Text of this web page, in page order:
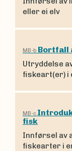
eller ei elv
MB-b Bortfall
Utryddelse
fiskeart(er) i
MB-c
fisk
Innførsel av
fiskearter i